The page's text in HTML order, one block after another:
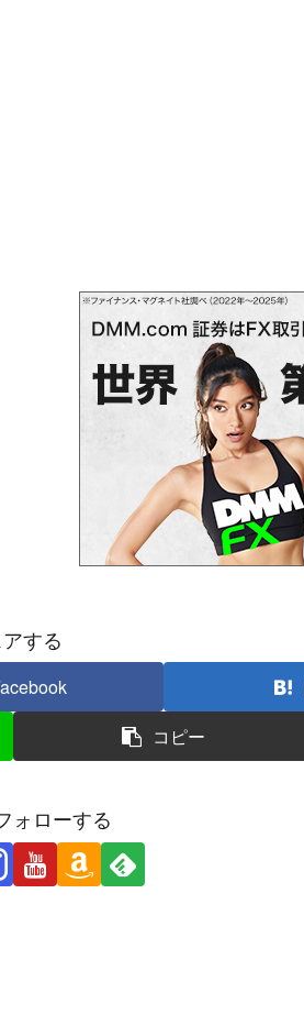
する
コピー
ォローする